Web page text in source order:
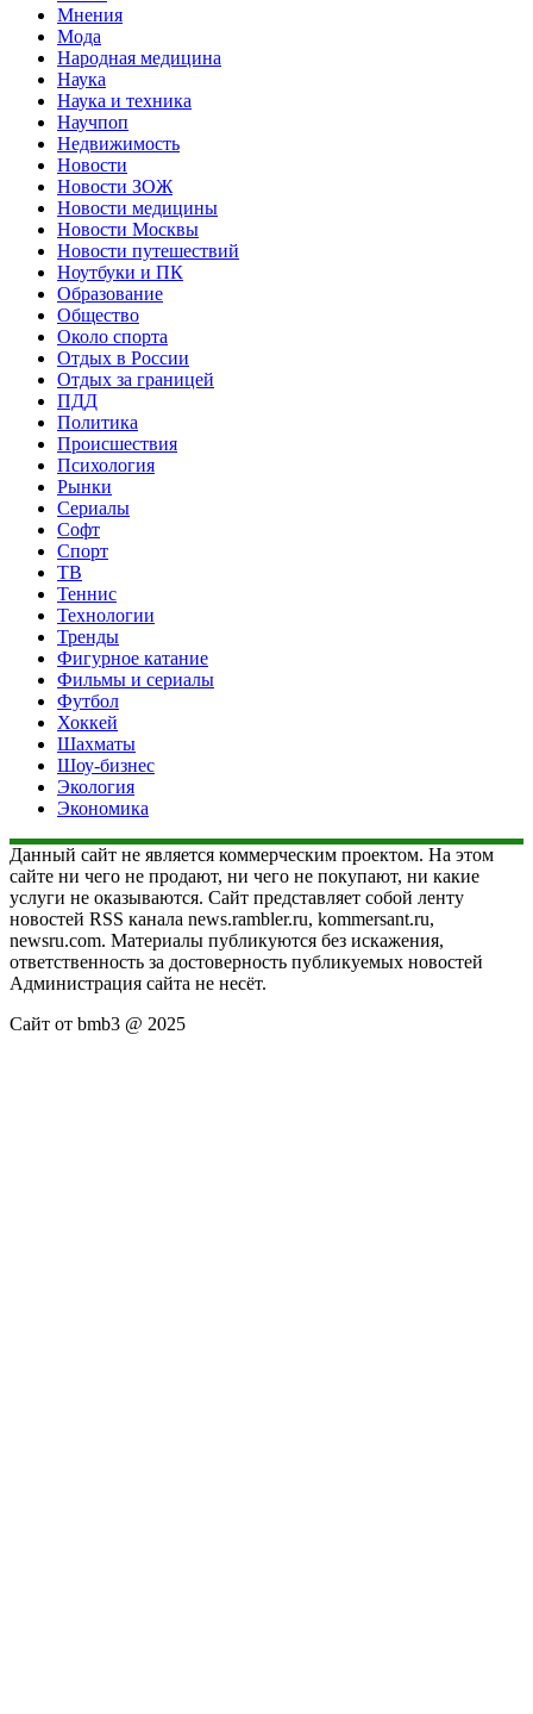
Мнения
Мода
Народная медицина
Наука
Наука и техника
Научпоп
Недвижимость
Новости
Новости ЗОЖ
Новости медицины
Новости Москвы
Новости путешествий
Ноутбуки и ПК
Образование
Общество
Около спорта
Отдых в России
Отдых за границей
ПДД
Политика
Происшествия
Психология
Рынки
Сериалы
Софт
Спорт
ТВ
Теннис
Технологии
Тренды
Фигурное катание
Фильмы и сериалы
Футбол
Хоккей
Шахматы
Шоу-бизнес
Экология
Экономика
Данный сайт не является коммерческим проектом. На этом
сайте ни чего не продают, ни чего не покупают, ни какие
услуги не оказываются. Сайт представляет собой ленту
новостей RSS канала news.rambler.ru, kommersant.ru,
newsru.com. Материалы публикуются без искажения,
ответственность за достоверность публикуемых новостей
Администрация сайта не несёт.
Сайт от bmb3 @ 2025